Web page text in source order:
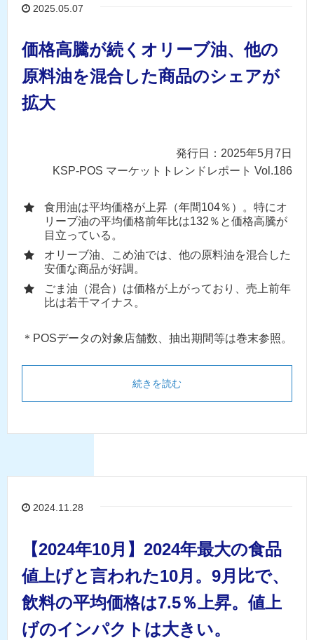
2025.05.07
価格高騰が続くオリーブ油、他の
原料油を混合した商品のシェアが
拡大
発行日：2025年5月7日
KSP-POS マーケットトレンドレポート Vol.186
食用油は平均価格が上昇（年間104％）。特にオ
リーブ油の平均価格前年比は132％と価格高騰が
目立っている。
オリーブ油、こめ油では、他の原料油を混合した
安価な商品が好調。
ごま油（混合）は価格が上がっており、売上前年
比は若干マイナス。
＊POSデータの対象店舗数、抽出期間等は巻末参照。
続きを読む
2024.11.28
【2024年10月】2024年最大の食品
値上げと言われた10月。9月比で、
飲料の平均価格は7.5％上昇。値上
げのインパクトは大きい。